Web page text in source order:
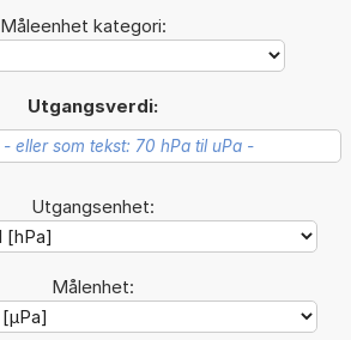
Måleenhet kategori:
Utgangsverdi:
Utgangsenhet:
Målenhet: